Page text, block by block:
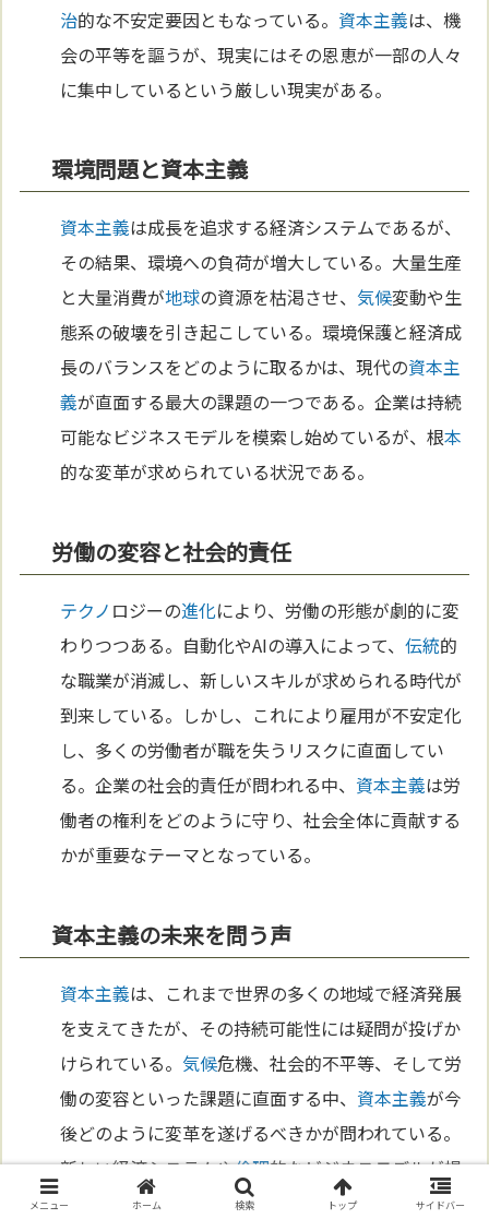
治的な不安定要因ともなっている。 資本主義は、機
会の平等を謳うが、現実にはその恩恵が一部の人々
に集中しているという厳しい現実がある。
環境問題と資本主義
資本主義は成長を追求する経済システムであるが、
その結果、環境への負荷が増大している。大量生産
と大量消費が地球の資源を枯渇させ、気候変動や生
態系の破壊を引き起こしている。環境保護と経済成
長のバランスをどのように取るかは、現代の資本主
義が直面する最大の課題の一つである。企業は持続
可能なビジネスモデルを模索し始めているが、根本
的な変革が求められている状況である。
労働の変容と社会的責任
テクノ ロジーの進化により、労働の形態が劇的に変
わりつつある。自動化やAIの導入によって、伝統的
な職業が消滅し、新しいスキルが求められる時代が
到来している。しかし、これにより雇用が不安定化
し、多くの労働者が職を失うリスクに直面してい
る。企業の社会的責任が問われる中、 資本主義は労
働者の権利をどのように守り、社会全体に貢献する
かが重要なテーマとなっている。
資本主義の未来を問う声
資本主義は、これまで世界の多くの地域で経済発展
を支えてきたが、その持続可能性には疑問が投げか
けられている。気候危機、社会的不平等、そして労
働の変容といった課題に直面する中、 資本主義が今
後どのように変革を遂げるべきかが問われている。
新しい経済システムや倫理的なビジネスモデルが提
案されており、
資本主義そのものを再構築する必要
メニュー ホーム 検索 トップ サイドバー